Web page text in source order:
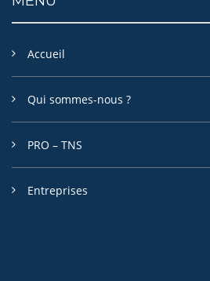
Accueil
Qui sommes-nous ?
PRO – TNS
Entreprises